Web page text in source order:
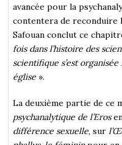
avancée pour la
contentera de reconduire
Safouan conclut ce
fois dans l’histoire des
scientifique s’est
église ».
La deuxième partie de ce
psychanalytique de l’Eros
différence sexuelle, sur